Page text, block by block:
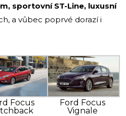
sportovní ST-Line, luxusní
a vůbec poprvé dorazí i
Focus
Ford Focus
Vignale